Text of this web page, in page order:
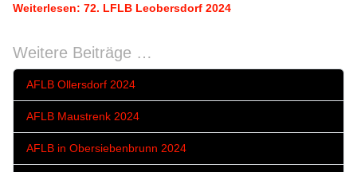
Weiterlesen: 72. LFLB Leobersdorf 2024
Weitere Beiträge …
AFLB Ollersdorf 2024
AFLB Maustrenk 2024
AFLB in Obersiebenbrunn 2024